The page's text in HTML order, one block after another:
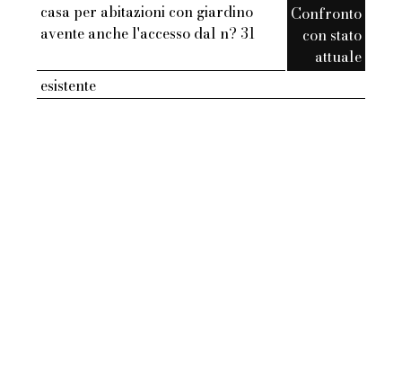
casa per abitazioni con giardino
avente anche l'accesso dal n? 31
Confronto
con stato
attuale
esistente